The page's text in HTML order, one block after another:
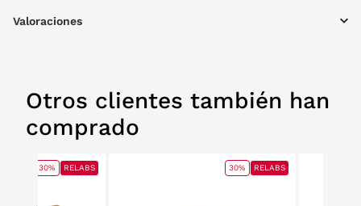
Valoraciones
Otros clientes también han
comprado
30% RELABS 30% RELABS